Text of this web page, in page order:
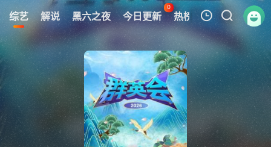
综艺 解说 黑六之夜 今日更新
0
热榜 APP 黑六网
我的观影记录
暂无观看影片的记录